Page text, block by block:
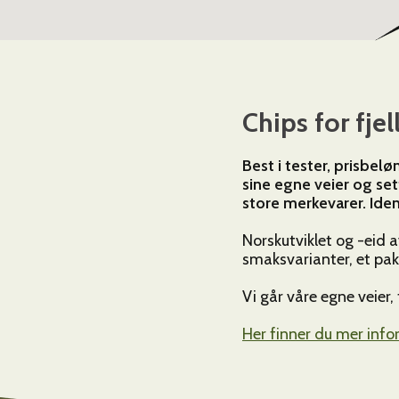
Chips for
Best i tester,
sine egne veier og
store merkevarer.
Norskutviklet og -eid
smaksvarianter, et
Vi går våre egne
Her finner du mer